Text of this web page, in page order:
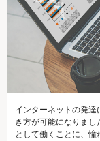
インターネットの発
き方が可能になりま
として働くことに、